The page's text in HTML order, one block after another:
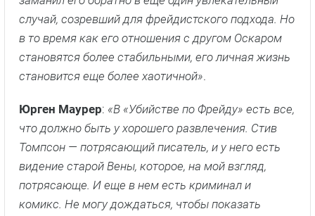
Мэтью Бирд:«У Фрейда есть все эти новые идеи
о человеческом поведении, которые волнуют
Макса. И когда ему что-то приходит в голову, он
доводит их до конца, к большому разочарованию.
которых мы видели в фильмах на протяжении
многих лет. … В конце первого сезона Макс
надеется, что он все еще сможет участвовать в
уголовных расследованиях. К счастью, его
желание исполнилось, когда Оскар пришел
навестить его в его новой частной практике и